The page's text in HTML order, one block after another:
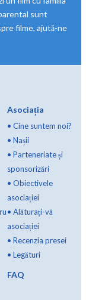
sunt
filme, ajută-ne
Asociația
•Cine suntem noi?
•Nașii
•Parteneriate și
sponsorizări
•Obiectivele
asociației
•Alăturați-vă
asociației
•Recenzia presei
•Legături
FAQ